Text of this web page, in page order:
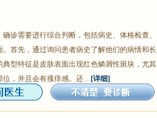
诊需要进行综合判断，包括病史、体格检查、
首先，通过询问患者病史了解他们的病情和长
型特征是皮肤表面出现红色鳞屑性斑块，尤其
位，并且会有搔痒感。还… [详细]